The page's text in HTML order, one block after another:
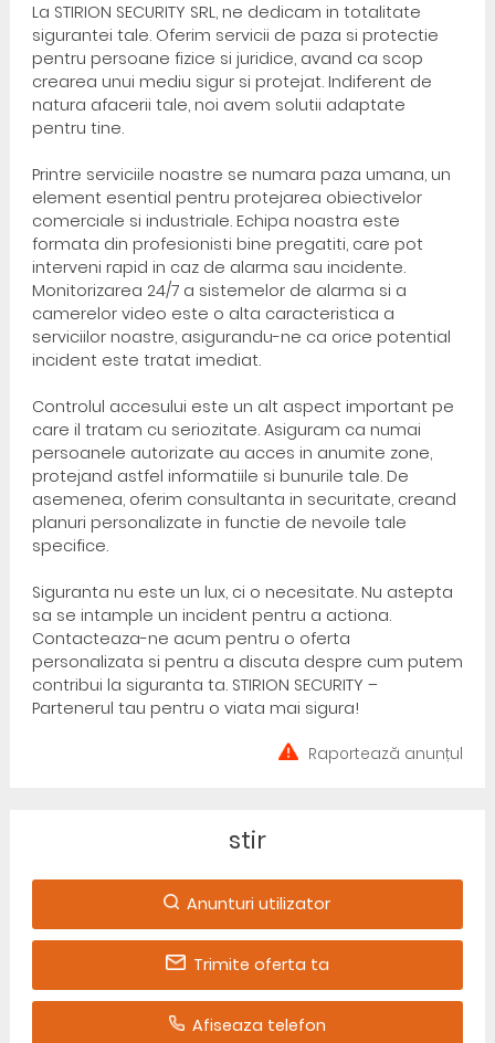
La STIRION SECURITY SRL, ne dedicam in totalitate
sigurantei tale. Oferim servicii de paza si protectie
pentru persoane fizice si juridice, avand ca scop
crearea unui mediu sigur si protejat. Indiferent de
natura afacerii tale, noi avem solutii adaptate
pentru tine.
Printre serviciile noastre se numara paza umana, un
element esential pentru protejarea obiectivelor
comerciale si industriale. Echipa noastra este
formata din profesionisti bine pregatiti, care pot
interveni rapid in caz de alarma sau incidente.
Monitorizarea 24/7 a sistemelor de alarma si a
camerelor video este o alta caracteristica a
serviciilor noastre, asigurandu-ne ca orice potential
incident este tratat imediat.
Controlul accesului este un alt aspect important pe
care il tratam cu seriozitate. Asiguram ca numai
persoanele autorizate au acces in anumite zone,
protejand astfel informatiile si bunurile tale. De
asemenea, oferim consultanta in securitate, creand
planuri personalizate in functie de nevoile tale
specifice.
Siguranta nu este un lux, ci o necesitate. Nu astepta
sa se intample un incident pentru a actiona.
Contacteaza-ne acum pentru o oferta
personalizata si pentru a discuta despre cum putem
contribui la siguranta ta. STIRION SECURITY –
Partenerul tau pentru o viata mai sigura!
Raportează anunțul
stir
Anunturi utilizator
Trimite oferta ta
Afiseaza telefon